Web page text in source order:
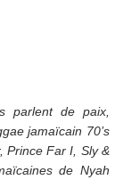
parlent de paix,
jamaïcain 70’s
Prince Far I, Sly &
de Nyah